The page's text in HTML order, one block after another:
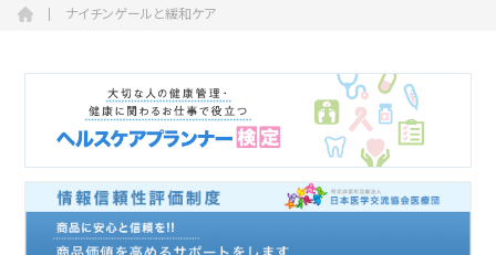
ナイチンゲールと緩和ケア